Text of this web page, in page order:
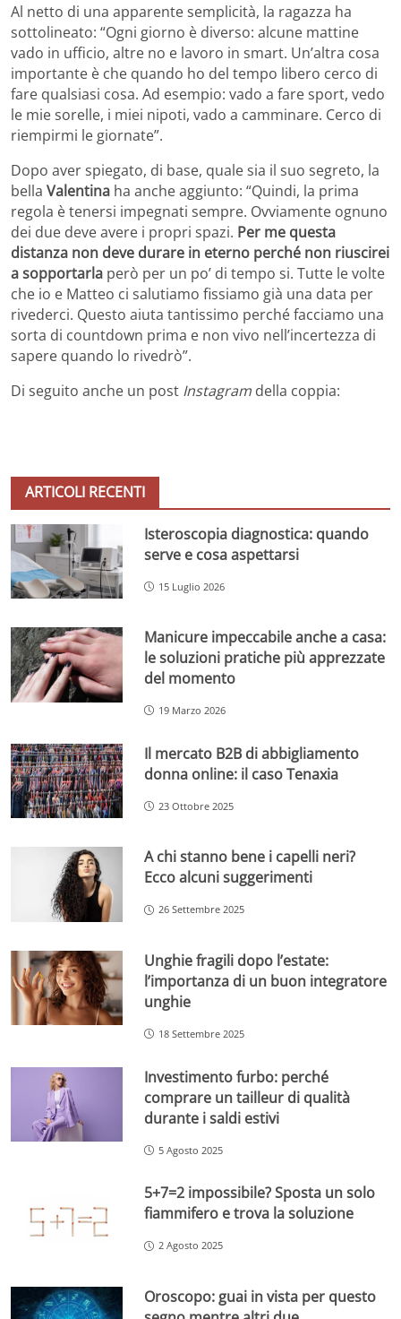
Al netto di una apparente semplicità, la ragazza ha
sottolineato: “Ogni giorno è diverso: alcune mattine
vado in ufficio, altre no e lavoro in smart. Un’altra cosa
importante è che quando ho del tempo libero cerco di
fare qualsiasi cosa. Ad esempio: vado a fare sport, vedo
le mie sorelle, i miei nipoti, vado a camminare. Cerco di
riempirmi le giornate”.
Dopo aver spiegato, di base, quale sia il suo segreto, la
bella Valentina ha anche aggiunto: “Quindi, la prima
regola è tenersi impegnati sempre. Ovviamente ognuno
dei due deve avere i propri spazi. Per me questa
distanza non deve durare in eterno perché non riuscirei
a sopportarla però per un po’ di tempo si. Tutte le volte
che io e Matteo ci salutiamo fissiamo già una data per
rivederci. Questo aiuta tantissimo perché facciamo una
sorta di countdown prima e non vivo nell’incertezza di
sapere quando lo rivedrò”.
Di seguito anche un post Instagram della coppia:
ARTICOLI RECENTI
Isteroscopia diagnostica: quando
serve e cosa aspettarsi
15 Luglio 2026
Manicure impeccabile anche a casa:
le soluzioni pratiche più apprezzate
del momento
19 Marzo 2026
Il mercato B2B di abbigliamento
donna online: il caso Tenaxia
23 Ottobre 2025
A chi stanno bene i capelli neri?
Ecco alcuni suggerimenti
26 Settembre 2025
Unghie fragili dopo l’estate:
l’importanza di un buon integratore
unghie
18 Settembre 2025
Investimento furbo: perché
comprare un tailleur di qualità
durante i saldi estivi
5 Agosto 2025
5+7=2 impossibile? Sposta un solo
fiammifero e trova la soluzione
2 Agosto 2025
Oroscopo: guai in vista per questo